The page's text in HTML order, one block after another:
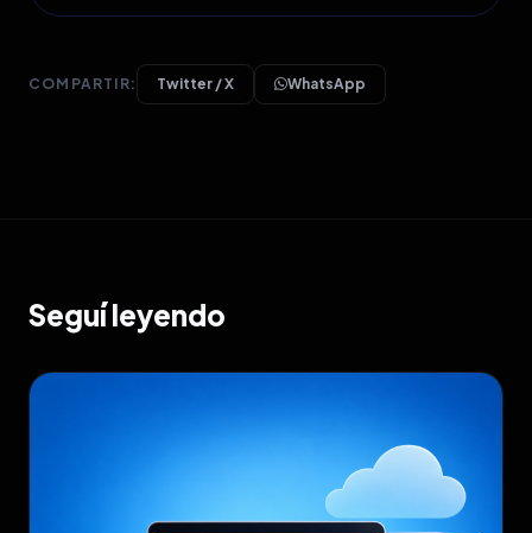
COMPARTIR: Twitter / X WhatsApp
Seguí leyendo